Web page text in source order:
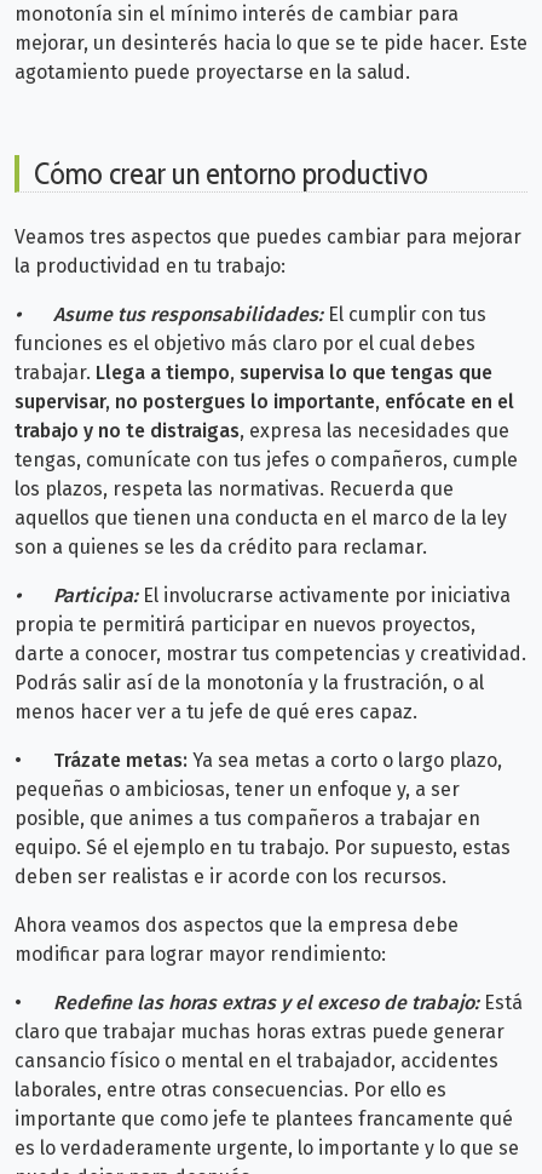
monotonía sin el mínimo interés de cambiar para
mejorar, un desinterés hacia lo que se te pide hacer. Este
agotamiento puede proyectarse en la salud.
Cómo crear un entorno productivo
Veamos tres aspectos que puedes cambiar para mejorar
la productividad en tu trabajo:
• Asume tus responsabilidades:El cumplir con tus
funciones es el objetivo más claro por el cual debes
trabajar. Llega a tiempo, supervisa lo que tengas que
supervisar, no postergues lo importante, enfócate en el
trabajo y no te distraigas, expresa las necesidades que
tengas, comunícate con tus jefes o compañeros, cumple
los plazos, respeta las normativas. Recuerda que
aquellos que tienen una conducta en el marco de la ley
son a quienes se les da crédito para reclamar.
• Participa:El involucrarse activamente por iniciativa
propia te permitirá participar en nuevos proyectos,
darte a conocer, mostrar tus competencias y creatividad.
Podrás salir así de la monotonía y la frustración, o al
menos hacer ver a tu jefe de qué eres capaz.
• Trázate metas: Ya sea metas a corto o largo plazo,
pequeñas o ambiciosas, tener un enfoque y, a ser
posible, que animes a tus compañeros a trabajar en
equipo. Sé el ejemplo en tu trabajo. Por supuesto, estas
deben ser realistas e ir acorde con los recursos.
Ahora veamos dos aspectos que la empresa debe
modificar para lograr mayor rendimiento:
• Redefine las horas extras y el exceso de trabajo:Está
claro que trabajar muchas horas extras puede generar
cansancio físico o mental en el trabajador, accidentes
laborales, entre otras consecuencias. Por ello es
importante que como jefe te plantees francamente qué
es lo verdaderamente urgente, lo importante y lo que se